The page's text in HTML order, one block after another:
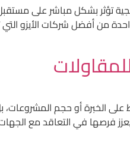
تؤثر بشكل مباشر على
واحدة من أفضل شركات